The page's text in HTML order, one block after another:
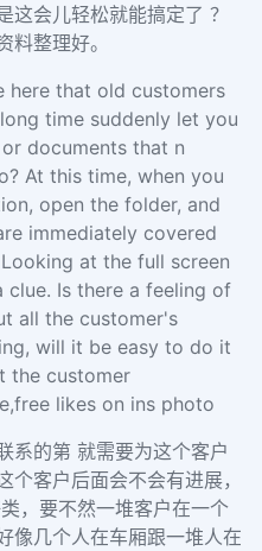
这会儿轻松就能搞定了 ？
整理好。
here that old customers
time suddenly let you
documents that n
At this time, when you
open the folder, and
immediately covered
at the full screen
Is there a feeling of
all the customer's
will it be easy to do it
the customer
likes on ins photo
系的第 就需要为这个客户
客户后面会不会有进展，
，要不然一堆客户在一个
像几个人在车厢跟一堆人在